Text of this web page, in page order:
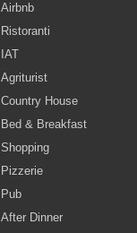
Airbnb
Ristoranti
IAT
Agriturist
Country House
Bed & Breakfast
Shopping
Pizzerie
Pub
After Dinner